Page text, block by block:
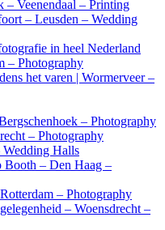
– Veenendaal – Printing
– Leusden – Wedding
in heel Nederland
– Photography
het varen | Wormerveer –
– Photography
– Photography
Halls
Booth – Den Haag –
– Photography
– Woensdrecht –